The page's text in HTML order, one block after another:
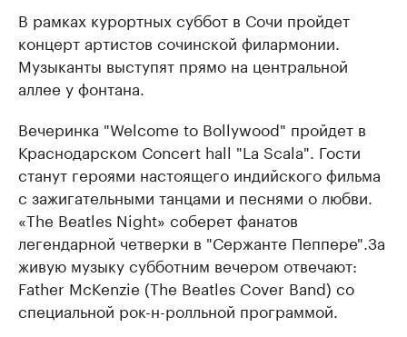
В рамках курортных суббот в Сочи пройдет
концерт артистов сочинской филармонии.
Музыканты выступят прямо на центральной
аллее у фонтана.
Вечеринка "Welcome to Bollywood" пройдет в
Краснодарском Сoncert hall "La Scala". Гости
станут героями настоящего индийского фильма
с зажигательными танцами и песнями о любви.
«The Beatles Night» соберет фанатов
легендарной четверки в "Сержанте Пеппере".За
живую музыку субботним вечером отвечают:
Father McKenzie (The Beatles Cover Band) со
специальной рок-н-ролльной программой.